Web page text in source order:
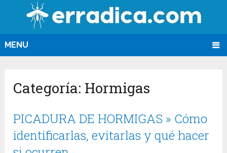
MENU
Categoría: Hormigas
PICADURA DE HORMIGAS » Cómo
identificarlas, evitarlas y qué hacer